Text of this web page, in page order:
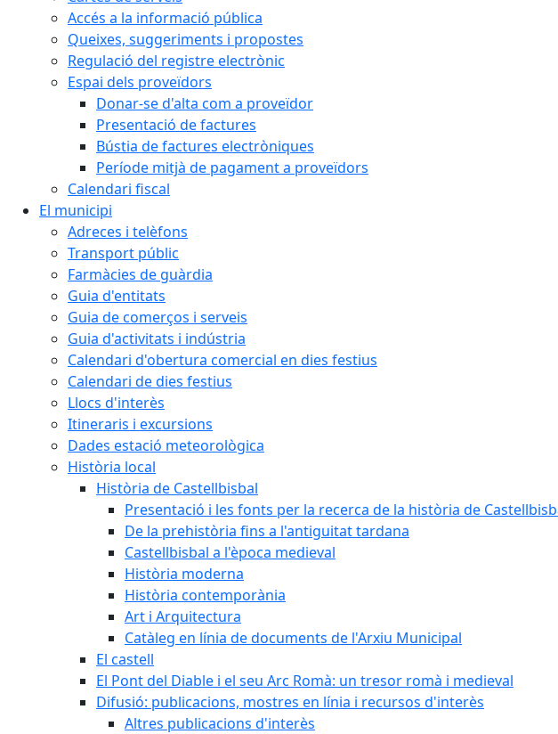
Accés a la informació pública
Queixes, suggeriments i propostes
Regulació del registre electrònic
Espai dels proveïdors
Donar-se d'alta com a proveïdor
Presentació de factures
Bústia de factures electròniques
Període mitjà de pagament a proveïdors
Calendari fiscal
El municipi
Adreces i telèfons
Transport públic
Farmàcies de guàrdia
Guia d'entitats
Guia de comerços i serveis
Guia d'activitats i indústria
Calendari d'obertura comercial en dies festius
Calendari de dies festius
Llocs d'interès
Itineraris i excursions
Dades estació meteorològica
Història local
Història de Castellbisbal
Presentació i les fonts per la recerca de la història de
De la prehistòria fins a l'antiguitat tardana
Castellbisbal a l'època medieval
Història moderna
Història contemporània
Art i Arquitectura
Catàleg en línia de documents de l'Arxiu Municipal
El castell
El Pont del Diable i el seu Arc Romà: un tresor romà i medieval
Difusió: publicacions, mostres en línia i recursos d'interès
Altres publicacions d'interès